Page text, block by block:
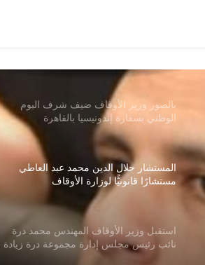
بالصور وزير الأوقاف ضيف شرف اليوم
المستشار جلال الدين محمد عبد العاطي
مستشارًا قانونيًّا لوزارة الأوقاف
استقبل وزير الأوقاف المهندس محمد درة
نائب رئيس مجلس إدارة مجموعة درة زيادة
الجائزة الأولي إلي مليون جنيه
الأوقاف : تعلن عن حفظ القرآن الكريم من
خلال برنامج (التحفيظ عن بعد)